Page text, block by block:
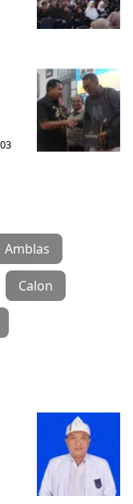
Amblas
Calon